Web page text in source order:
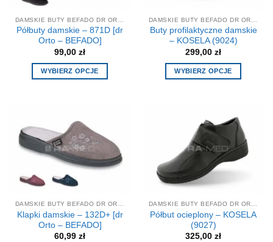
Półbuty damskie – 871D [dr
Orto – BEFADO]
99,00 zł
WYBIERZ OPCJE
wiele
wariantów.
Opcje
można
wybrać
na
stronie
produktu
Buty profilaktyczne damskie
– KOSELA (9024)
299,00 zł
WYBIERZ OPCJE
wiele
wariantów.
Opcje
można
wybrać
na
stronie
produktu
DAMSKIE BUTY BEFADO DR ORTO
Klapki damskie – 132D+ [dr
Orto – BEFADO]
60,99 zł
DAMSKIE BUTY BEFADO DR ORTO
Półbut ocieplony – KOSELA
(9027)
325,00 zł